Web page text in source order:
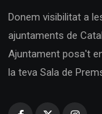
Donem visibilitat a
ajuntaments de
Ajuntament posa't
la teva Sala de